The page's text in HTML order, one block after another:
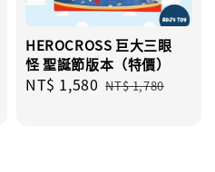
HEROCROSS 巨大三眼
怪 聖誕節版本（特價）
Sale
NT$ 1,580 Regular
NT$ 1,780